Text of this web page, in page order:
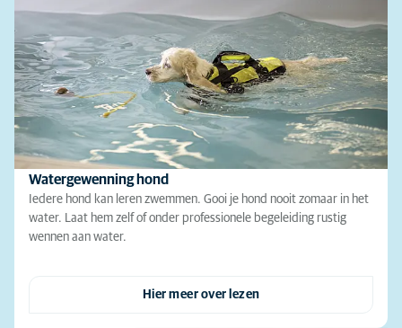
Watergewenning hond
Iedere hond kan leren zwemmen. Gooi je hond nooit zomaar in het
water. Laat hem zelf of onder professionele begeleiding rustig
wennen aan water.
Hier meer over lezen